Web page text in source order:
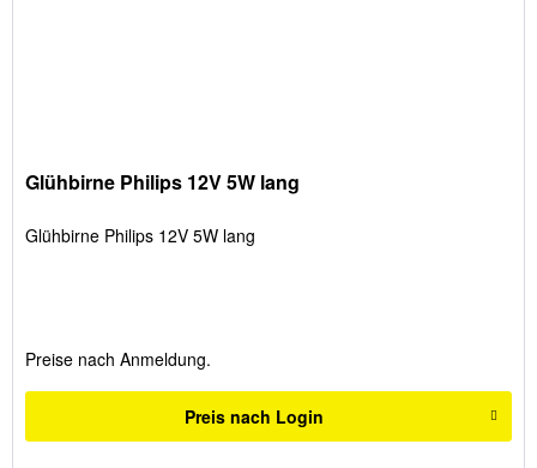
Glühbirne Philips 12V 5W lang
Glühbirne Philips 12V 5W lang
Preise nach Anmeldung.
Preis nach Login